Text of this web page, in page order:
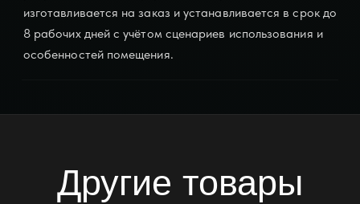
изготавливается на заказ и устанавливается в срок до
8 рабочих дней с учётом сценариев использования и
особенностей помещения.
Другие товары